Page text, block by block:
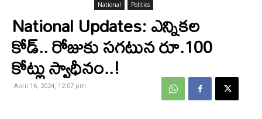
National Politics
National Updates: ఎన్నికల
కోడ్.. రోజుకు సగటున రూ.100
కోట్లు స్వాధీనం..!
April 16, 2024, 12:07 pm